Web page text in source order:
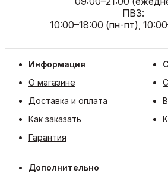
ПВЗ:
10:00–18:00 (пн-пт),
Информация
О магазине
Доставка и оплата
Как заказать
Гарантия
Дополнительно